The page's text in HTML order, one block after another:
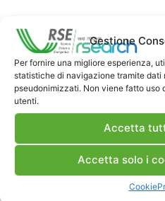
Gestione
Per fornire una migliore esperienza,
statistiche di navigazione tramite
pseudonimizzati. Non viene fatto uso
utenti.
Accetta
Accetta solo i
Cookie
Pubblica un